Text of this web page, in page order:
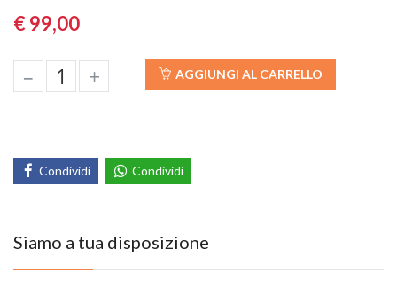
€ 99,00
– + AGGIUNGI AL CARRELLO
Condividi Condividi
Siamo a tua disposizione